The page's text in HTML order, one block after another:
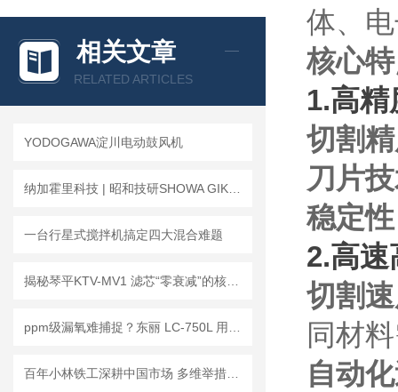
查看全部产品 >>
相关文章
RELATED ARTICLES
YODOGAWA淀川电动鼓风机
一台行星式搅拌机搞定四大混合难题
体、
核心
1.高精
切割
刀片
稳定性
2.高速
切割
同材
自动